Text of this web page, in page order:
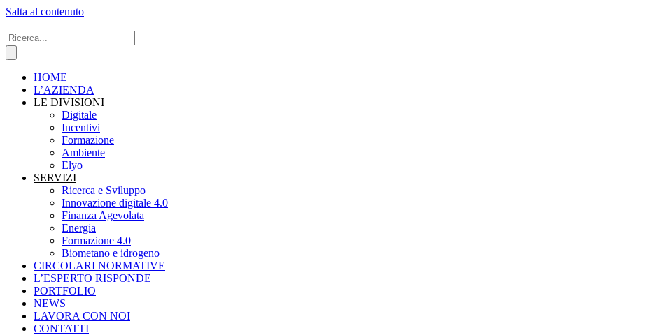
Salta al contenuto
HOME
L’AZIENDA
LE DIVISIONI
Digitale
Incentivi
Formazione
Ambiente
Elyo
SERVIZI
Ricerca e Sviluppo
Innovazione digitale 4.0
Finanza Agevolata
Energia
Formazione 4.0
Biometano e idrogeno
CIRCOLARI NORMATIVE
L’ESPERTO RISPONDE
PORTFOLIO
NEWS
LAVORA CON NOI
CONTATTI